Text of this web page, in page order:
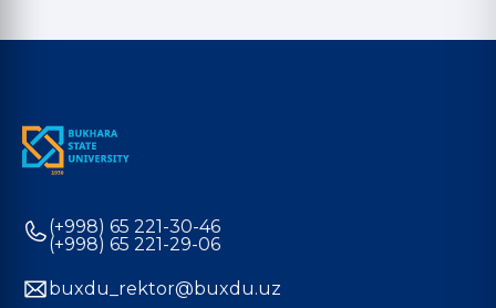
(+998) 65 221-30-46
(+998) 65 221-29-06
buxdu_rektor@buxdu.uz